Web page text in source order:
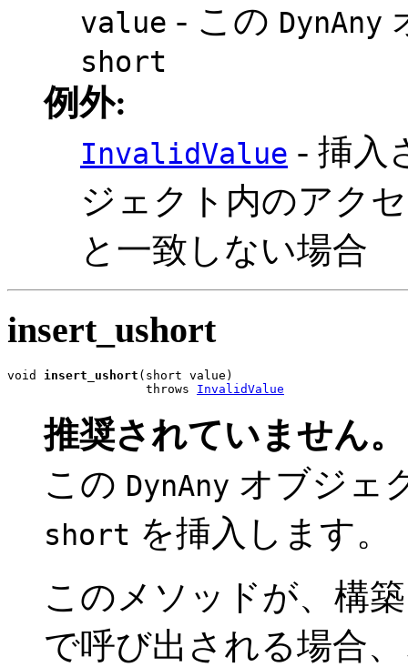
value - この DynAny
short
例外:
InvalidValue - 挿入
ジェクト内のアク
と一致しない場合
insert_ushort
void insert_ushort (short value)
                   throws
InvalidValue
推奨されていません。
この DynAny オブジェ
short を挿入します
このメソッドが、構
で呼び出される場合